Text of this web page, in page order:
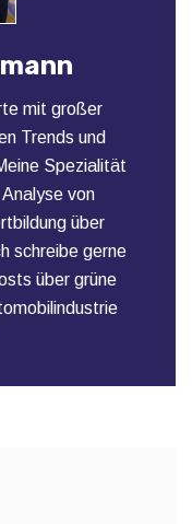
mit großer
Trends und
Spezialität
von
über
schreibe gerne
über grüne